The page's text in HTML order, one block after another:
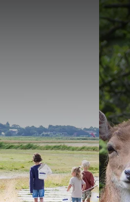
Alle natuurgebieden van